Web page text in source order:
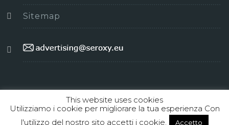
Sitemap
This website uses cookies
Utilizziamo i cookie per migliorare la tua esperienza Con
l'utilizzo del nostro sito accetti i cookie.
Accetto